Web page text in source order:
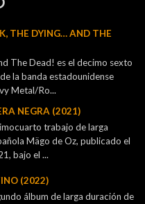
THE DYING… AND THE
The Dead! es el decimo sexto
la banda estadounidense
Metal/Ro...
NEGRA (2021)
trabajo de larga
Mägo de Oz, publicado el
bajo el ...
(2022)
álbum de larga duración de